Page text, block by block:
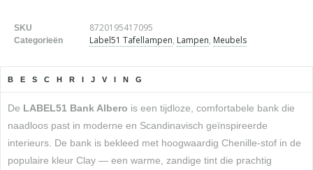
SKU 8720195417095
Categorieën Label51 Tafellampen, Lampen, Meubels
BESCHRIJVING
De LABEL51 Bank Albero is een tijdloze, comfortabele bank die
naadloos past in moderne en Scandinavisch geïnspireerde
interieurs. De bank is bekleed met hoogwaardig Chenille-stof in de
populaire kleur Clay — een warme, zandige tint die prachtig